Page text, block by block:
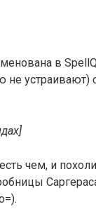
в
устраивают)
чем, и